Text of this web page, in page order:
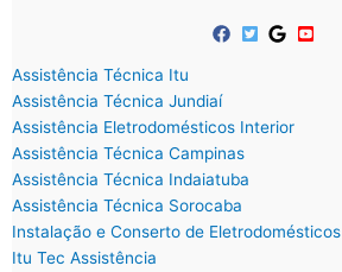
Assistência Técnica Itu
Assistência Técnica Jundiaí
Assistência Eletrodomésticos Interior
Assistência Técnica Campinas
Assistência Técnica Indaiatuba
Assistência Técnica Sorocaba
Instalação e Conserto de Eletrodomésticos
Itu Tec Assistência